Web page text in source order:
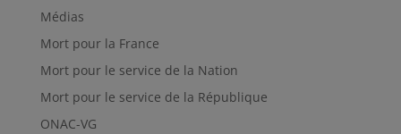
Médias
Mort pour la France
Mort pour le service de la Nation
Mort pour le service de la République
ONAC-VG